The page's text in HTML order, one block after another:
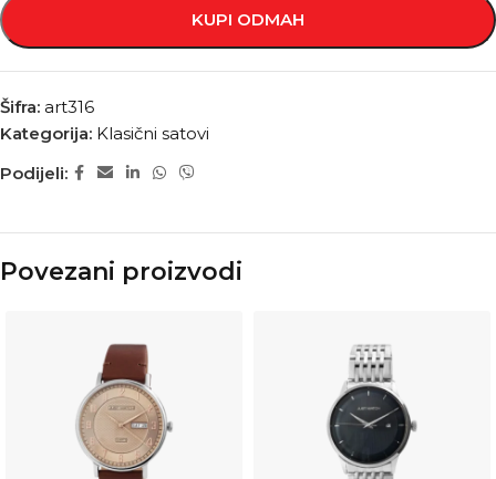
KUPI ODMAH
Šifra: art316
Kategorija: Klasični satovi
Podijeli:
Povezani proizvodi